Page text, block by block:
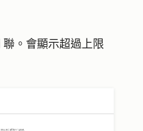
聯 。會顯示超過上限